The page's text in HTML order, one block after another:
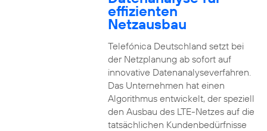
effizienten
Netzausbau
Telefónica Deutschland setzt bei
der Netzplanung ab sofort auf
innovative Datenanalyseverfahren.
Das Unternehmen hat einen
Algorithmus entwickelt, der speziell
den Ausbau des LTE-Netzes auf die
tatsächlichen Kundenbedürfnisse